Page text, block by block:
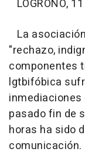
LOGROÑO,
La
"rechazo,
componentes
lgtbifóbica
inmediaciones
pasado fin de
horas ha sido
comunicación.